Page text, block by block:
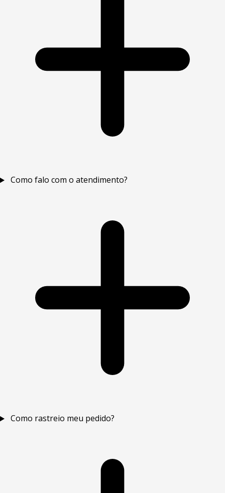
Como falo com o atendimento?
Como rastreio meu pedido?